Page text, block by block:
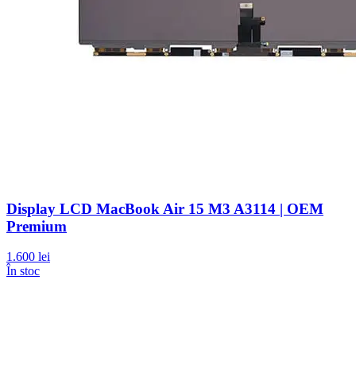
Display LCD MacBook Air 15 M3 A3114 | OEM
Premium
1.600 lei
În stoc